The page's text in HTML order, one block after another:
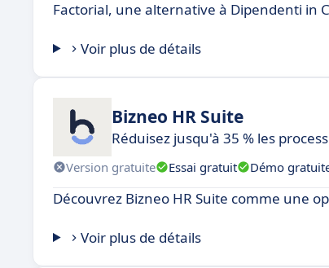
Factorial, une alternative à Dipendenti in
Voir plus de détails
Bizneo HR Suite
Réduisez jusqu'à 35 % les
Version gratuite Essai gratuit Démo
Découvrez Bizneo HR Suite comme une
Voir plus de détails